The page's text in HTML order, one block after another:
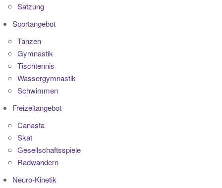
Satzung
Sportangebot
Tanzen
Gymnastik
Tischtennis
Wassergymnastik
Schwimmen
Freizeitangebot
Canasta
Skat
Gesellschaftsspiele
Radwandern
Neuro-Kinetik